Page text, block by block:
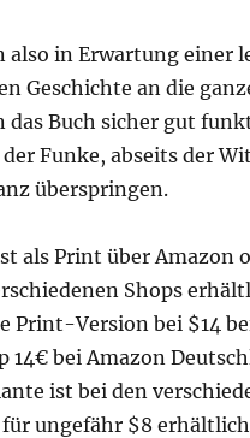
also in Erwartung einer
Geschichte an die
das Buch sicher gut
Funke, abseits der
überspringen.
als Print über Amazon
Shops
Print-Version bei $14
14€ bei Amazon
ist bei den
ungefähr $8